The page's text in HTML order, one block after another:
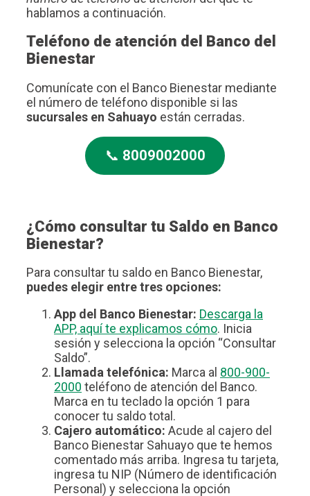
hablamos a continuación.
Teléfono de atención del Banco del
Bienestar
Comunícate con el Banco Bienestar mediante
el número de teléfono disponible si las
sucursales en Sahuayo están cerradas.
📞 8009002000
¿Cómo consultar tu Saldo en Banco
Bienestar?
Para consultar tu saldo en Banco Bienestar,
puedes elegir entre tres opciones:
App del Banco Bienestar: Descarga la
APP, aquí te explicamos cómo. Inicia
sesión y selecciona la opción “Consultar
Saldo”.
Llamada telefónica: Marca al 800-900-
2000 teléfono de atención del Banco.
Marca en tu teclado la opción 1 para
conocer tu saldo total.
Cajero automático: Acude al cajero del
Banco Bienestar Sahuayo que te hemos
comentado más arriba. Ingresa tu tarjeta,
ingresa tu NIP (Número de identificación
Personal) y selecciona la opción